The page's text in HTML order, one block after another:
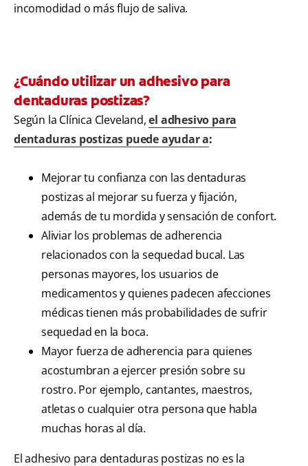
incomodidad o más flujo de saliva.
¿Cuándo utilizar un adhesivo para
dentaduras postizas?
Según la Clínica Cleveland,el adhesivo para
dentaduras postizas puede ayudar a:
Mejorar tu confianza con las dentaduras
postizas al mejorar su fuerza y fijación,
además de tu mordida y sensación de confort.
Aliviar los problemas de adherencia
relacionados con la sequedad bucal. Las
personas mayores, los usuarios de
medicamentos y quienes padecen afecciones
médicas tienen más probabilidades de sufrir
sequedad en la boca.
Mayor fuerza de adherencia para quienes
acostumbran a ejercer presión sobre su
rostro. Por ejemplo, cantantes, maestros,
atletas o cualquier otra persona que habla
muchas horas al día.
El adhesivo para dentaduras postizas no es la